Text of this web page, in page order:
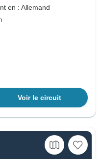
en : Allemand
Voir le circuit